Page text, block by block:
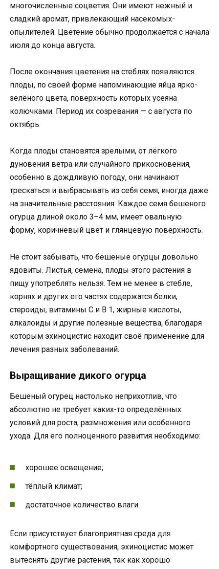
многочисленные соцветия. Они имеют нежный и
сладкий аромат, привлекающий насекомых-
опылителей. Цветение обычно продолжается с начала
июля до конца августа.
После окончания цветения на стеблях появляются
плоды, по своей форме напоминающие яйца ярко-
зелёного цвета, поверхность которых усеяна
колючками. Период их созревания — с августа по
октябрь.
Когда плоды становятся зрелыми, от лёгкого
дуновения ветра или случайного прикосновения,
особенно в дождливую погоду, они начинают
трескаться и выбрасывать из себя семя, иногда даже
на значительные расстояния. Каждое семя бешеного
огурца длиной около 3–4 мм, имеет овальную
форму, коричневый цвет и глянцевую поверхность.
Не стоит забывать, что бешеные огурцы довольно
ядовиты. Листья, семена, плоды этого растения в
пищу употреблять нельзя. Тем не менее в стебле,
корнях и других его частях содержатся белки,
стероиды, витамины C и B 1, жирные кислоты,
алкалоиды и другие полезные вещества, благодаря
которым эхиноцистис находит своё применение для
лечения разных заболеваний.
Выращивание дикого огурца
Бешеный огурец настолько неприхотлив, что
абсолютно не требует каких-то определённых
условий для роста, размножения или особенного
ухода. Для его полноценного развития необходимо:
хорошее освещение;
тёплый климат;
достаточное количество влаги.
Если присутствует благоприятная среда для
комфортного существования, эхиноцистис может
вытеснять другие растения, так как хорошо